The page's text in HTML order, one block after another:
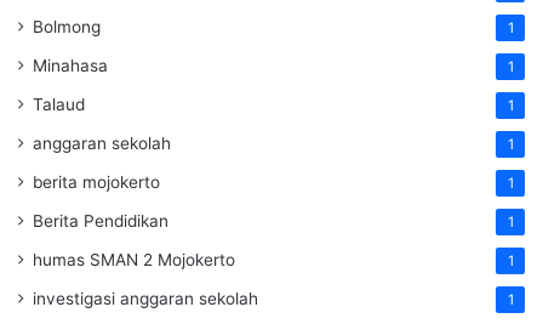
Bolmong 1
Minahasa 1
Talaud 1
anggaran sekolah 1
berita mojokerto 1
Berita Pendidikan 1
humas SMAN 2 Mojokerto 1
investigasi anggaran sekolah 1